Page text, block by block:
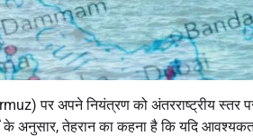
पर अपने नियंत्रण को अंतरराष्ट्रीय स्तर
के अनुसार, तेहरान का कहना है कि यदि